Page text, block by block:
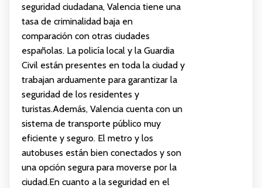
seguridad ciudadana, Valencia tiene una
tasa de criminalidad baja en
comparación con otras ciudades
españolas. La policía local y la Guardia
Civil están presentes en toda la ciudad y
trabajan arduamente para garantizar la
seguridad de los residentes y
turistas.Además, Valencia cuenta con un
sistema de transporte público muy
eficiente y seguro. El metro y los
autobuses están bien conectados y son
una opción segura para moverse por la
ciudad.En cuanto a la seguridad en el